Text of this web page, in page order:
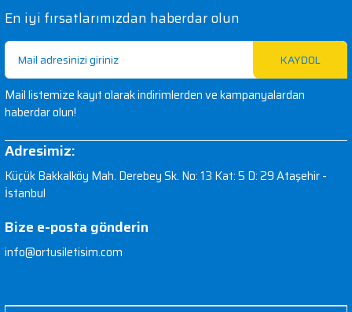
En iyi fırsatlarımızdan haberdar olun
KAYDOL
Mail listemize kayıt olarak indirimlerden ve kampanyalardan
haberdar olun!
Adresimiz:
Küçük Bakkalköy Mah. Derebey Sk. No: 13 Kat: 5 D: 29 Ataşehir -
İstanbul
Bize e-posta gönderin
info@ortusiletisim.com